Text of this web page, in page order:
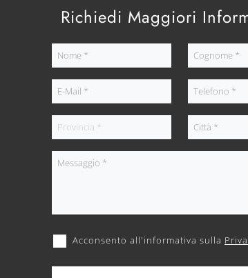
Richiedi Maggiori
Acconsento all'informativa sulla